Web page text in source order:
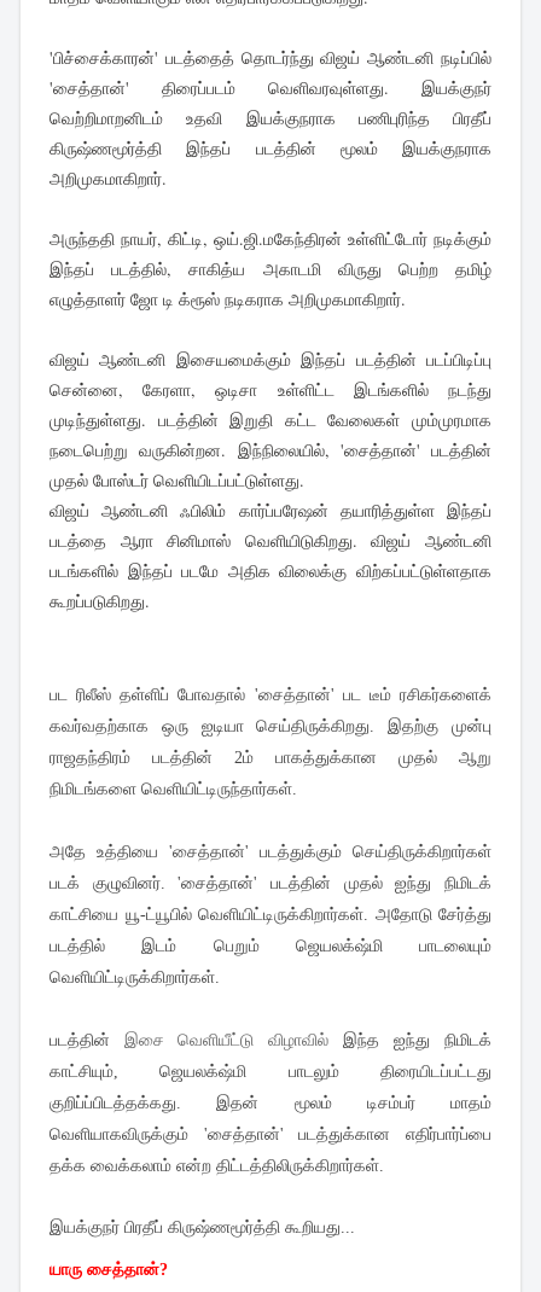
'பிச்சைக்காரன்' படத்தைத் தொடர்ந்து விஜய் ஆண்டனி நடிப்பில்
'சைத்தான்' திரைப்படம் வெளிவரவுள்ளது. இயக்குநர்
வெற்றிமாறனிடம் உதவி இயக்குநராக பணிபுரிந்த பிரதீப்
கிருஷ்ணமூர்த்தி இந்தப் படத்தின் மூலம் இயக்குநராக
அறிமுகமாகிறார்.
அருந்ததி நாயர், கிட்டி, ஒய்.ஜி.மகேந்திரன் உள்ளிட்டோர் நடிக்கும்
இந்தப் படத்தில், சாகித்ய அகாடமி விருது பெற்ற தமிழ்
எழுத்தாளர் ஜோ டி க்ரூஸ் நடிகராக அறிமுகமாகிறார்.
விஜய் ஆண்டனி இசையமைக்கும் இந்தப் படத்தின் படப்பிடிப்பு
சென்னை, கேரளா, ஒடிசா உள்ளிட்ட இடங்களில் நடந்து
முடிந்துள்ளது. படத்தின் இறுதி கட்ட வேலைகள் மும்முரமாக
நடைபெற்று வருகின்றன. இந்நிலையில், 'சைத்தான்' படத்தின்
முதல் போஸ்டர் வெளியிடப்பட்டுள்ளது.
விஜய் ஆண்டனி ஃபிலிம் கார்ப்பரேஷன் தயாரித்துள்ள இந்தப்
படத்தை ஆரா சினிமாஸ் வெளியிடுகிறது. விஜய் ஆண்டனி
படங்களில் இந்தப் படமே அதிக விலைக்கு விற்கப்பட்டுள்ளதாக
கூறப்படுகிறது.
பட ரிலீஸ் தள்ளிப் போவதால் 'சைத்தான்' பட டீம் ரசிகர்களைக்
கவர்வதற்காக ஒரு ஐடியா செய்திருக்கிறது. இதற்கு முன்பு
ராஜதந்திரம் படத்தின் 2ம் பாகத்துக்கான முதல் ஆறு
நிமிடங்களை வெளியிட்டிருந்தார்கள்.
அதே உத்தியை 'சைத்தான்' படத்துக்கும் செய்திருக்கிறார்கள்
படக் குழுவினர். 'சைத்தான்' படத்தின் முதல் ஐந்து நிமிடக்
காட்சியை யூ-ட்யூபில் வெளியிட்டிருக்கிறார்கள். அதோடு சேர்த்து
படத்தில் இடம் பெறும் ஜெயலக்‌ஷ்மி பாடலையும்
வெளியிட்டிருக்கிறார்கள்.
படத்தின்இசை வெளியீட்டு விழாவில்இந்த ஐந்து நிமிடக்
காட்சியும், ஜெயலக்‌ஷ்மி பாடலும் திரையிடப்பட்டது
குறிப்ப்பிடத்தக்கது. இதன் மூலம் டிசம்பர் மாதம்
வெளியாகவிருக்கும் 'சைத்தான்' படத்துக்கான எதிர்பார்ப்பை
தக்க வைக்கலாம் என்ற திட்டத்திலிருக்கிறார்கள்.
இயக்குநர் பிரதீப் கிருஷ்ணமூர்த்தி கூறியது...
யாரு சைத்தான்?